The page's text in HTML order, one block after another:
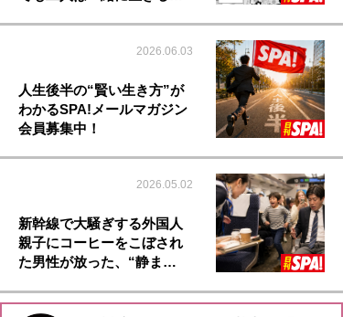
2026.06.03
人生後半の“賢い生き方”が
わかるSPA!メールマガジン
会員募集中！
2026.05.02
新幹線で大騒ぎする外国人
親子にコーヒーをこぼされ
た男性が放った、“静ま…